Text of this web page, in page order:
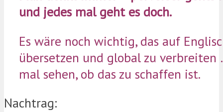
und jedes mal geht es doch.
Es wäre noch wichtig, das auf
übersetzen und global zu verbreiten
mal sehen, ob das zu schaffen ist.
Nachtrag: